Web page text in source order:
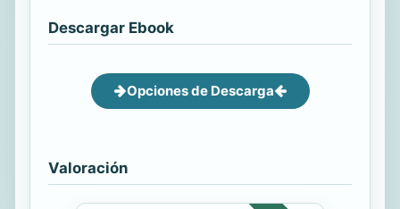
Descargar Ebook
Opciones de Descarga
Valoración